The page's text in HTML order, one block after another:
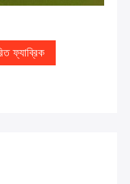
ফ্যাব্রিক